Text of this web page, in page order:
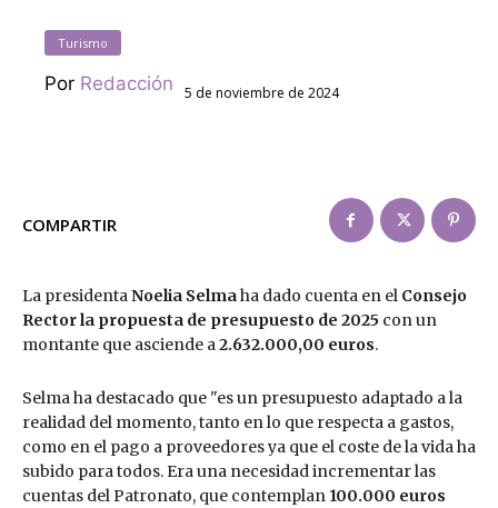
Turismo
Por Redacción 5 de noviembre de 2024
COMPARTIR
La presidentaNoelia Selmaha dado cuenta en el Consejo
Rector la propuesta de presupuesto de 2025 con un
montante que asciende a2.632.000,00 euros.
Selma ha destacado que "es un presupuesto adaptado a la
realidad del momento, tanto en lo que respecta a gastos,
como en el pago a proveedores ya que el coste de la vida ha
subido para todos. Era una necesidad incrementar las
cuentas del Patronato, que contemplan 100.000 euros